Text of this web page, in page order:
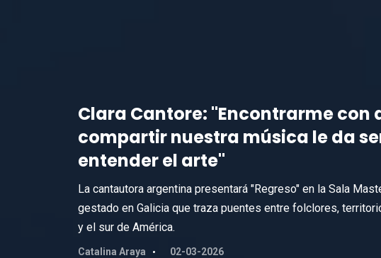
Clara Cantore: "Encontrarme con
compartir nuestra música le da
entender el arte"
La cantautora argentina presentará "Regreso" en la Sala
gestado en Galicia que traza puentes entre folclores,
y el sur de América.
Catalina Araya 02-03-2026